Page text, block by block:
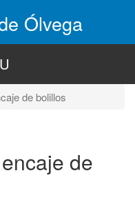
Ólvega
de bolillos
de